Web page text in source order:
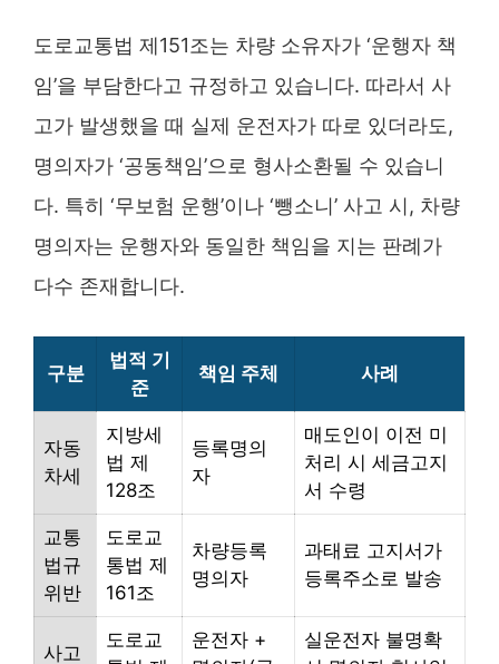
도로교통법 제151조는 차량 소유자가 ‘운행자 책
임’을 부담한다고 규정하고 있습니다. 따라서 사
고가 발생했을 때 실제 운전자가 따로 있더라도,
명의자가 ‘공동책임’으로 형사소환될 수 있습니
다. 특히 ‘무보험 운행’이나 ‘뺑소니’ 사고 시, 차량
명의자는 운행자와 동일한 책임을 지는 판례가
다수 존재합니다.
구분
법적 기
준
책임 주체 사례
자동
차세
지방세
법 제
128조
등록명의
자
매도인이 이전 미
처리 시 세금고지
서 수령
교통
법규
위반
도로교
통법 제
161조
차량등록
명의자
과태료 고지서가
등록주소로 발송
사고
도로교
운전자 +
실운전자 불명확